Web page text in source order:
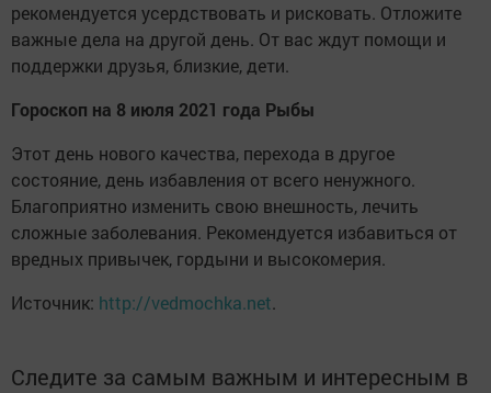
рекомендуется усердствовать и рисковать. Отложите
важные дела на другой день. От вас ждут помощи и
поддержки друзья, близкие, дети.
Гороскоп на 8 июля 2021 года Рыбы
Этот день нового качества, перехода в другое
состояние, день избавления от всего ненужного.
Благоприятно изменить свою внешность, лечить
сложные заболевания. Рекомендуется избавиться от
вредных привычек, гордыни и высокомерия.
Источник: http://vedmochka.net.
Следите за самым важным и интересным в